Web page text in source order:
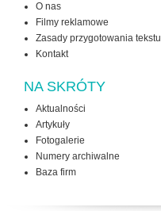
O nas
Filmy reklamowe
Zasady przygotowania tekstu
Kontakt
NA SKRÓTY
Aktualności
Artykuły
Fotogalerie
Numery archiwalne
Baza firm